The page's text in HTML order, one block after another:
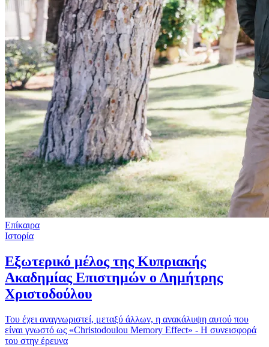
Επίκαιρα
Ιστορία
Εξωτερικό μέλος της Κυπριακής
Ακαδημίας Επιστημών ο Δημήτρης
Χριστοδούλου
Του έχει αναγνωριστεί, μεταξύ άλλων, η ανακάλυψη αυτού που
είναι γνωστό ως «Christodoulou Memory Effect» - Η συνεισφορά
του στην έρευνα